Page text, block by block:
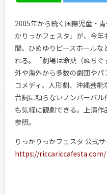
2005年から続く国際児童・
かりっかフェスタ」が、今
間、ひめゆりピースホール
れる。「劇場は命薬（ぬち
外や海外から多数の劇団やパ
コメディ、人形劇、沖縄芸能
台詞に頼らないノンバーバ
も気軽に観劇できる。上演
参照。
りっかりっかフェスタ 公式サ
https://riccariccafesta.com/